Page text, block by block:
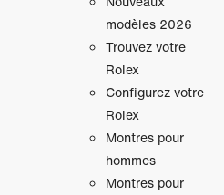
modèles 2026
Trouvez votre
Rolex
Configurez votre
Rolex
Montres pour
hommes
Montres pour